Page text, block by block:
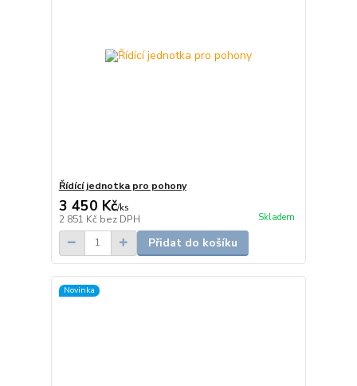
Řídící jednotka pro pohony
3 450 Kč/ks
2 851 Kč bez DPH Skladem
Přidat do košíku
Novinka